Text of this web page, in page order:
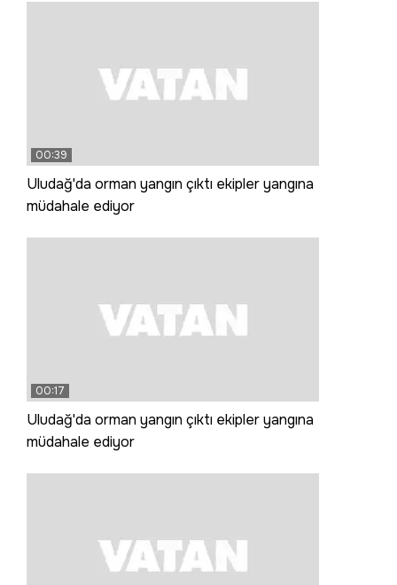
00:39
Uludağ'da orman yangın çıktı ekipler yangına
müdahale ediyor
00:17
Uludağ'da orman yangın çıktı ekipler yangına
müdahale ediyor